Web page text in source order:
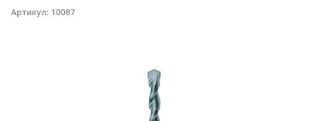
Артикул: 10087